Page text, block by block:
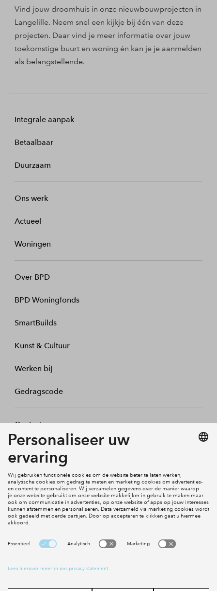
Vind jouw droomhuis in onze nieuwbouwprojecten in
Langelille. Neem snel een kijkje bij één van deze
projecten. Daar vind je meer informatie over jouw
toekomstige buurt en woning én kan je je aanmelden
als belangstellende.
Integrale aanpak
Betaalbaar
Duurzaam
Ons werk
Actueel
Woningen
Over BPD
BPD Woningfonds
SmartBuilds
Kunst & Cultuur
Werken bij
Gedragscode
Contact
Mijn profiel
Social Media
Cookies